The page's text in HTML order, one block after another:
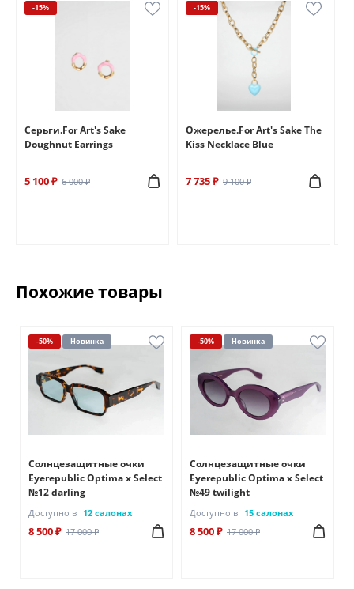
-15%
Серьги.For Art's Sake
Doughnut Earrings
5 100 ₽ 6 000 ₽
-15%
Ожерелье.For Art's Sake The
Kiss Necklace Blue
7 735 ₽ 9 100 ₽
Похожие товары
-50% Новинка
Солнцезащитные очки
Eyerepublic Optima x Select
№12 darling
Доступно в 12 салонах
8 500 ₽ 17 000 ₽
-50% Новинка
Солнцезащитные очки
Eyerepublic Optima х Select
№49 twilight
Доступно в 15 салонах
8 500 ₽ 17 000 ₽